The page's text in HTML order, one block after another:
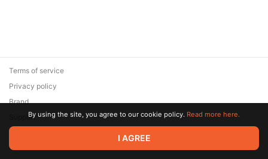
© 2026 Zaya Solutions Limited. All rights reserved. All trademarks
are the property of their respective owners.
Terms of service
Privacy policy
Brand
SupportBy using the site, you agree to our cookie policy. Read more here.
I AGREE